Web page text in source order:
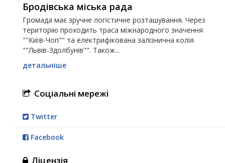
Бродівська міська рада
Громада має зручне логістичне розташування. Через
територію проходить траса міжнародного значення
""Київ-Чоп"" та електрифікована залізнична колія
""Львів-Здолбунів"". Також...
детальніше
Соціальні мережі
Twitter
Facebook
Ліцензія